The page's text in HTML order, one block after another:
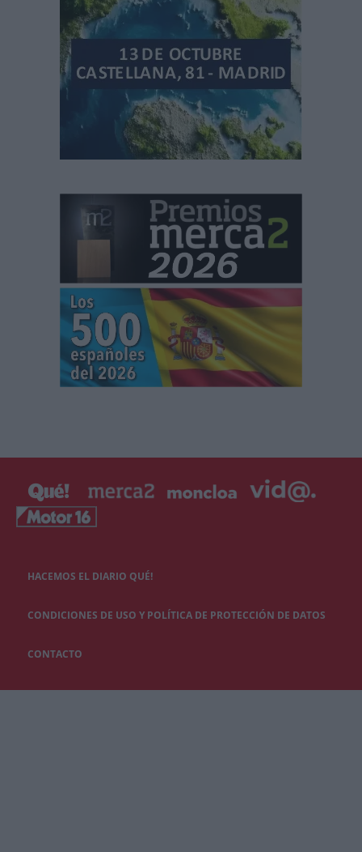
HACEMOS EL DIARIO QUÉ!
CONDICIONES DE USO Y POLÍTICA DE PROTECCIÓN DE DATOS
CONTACTO